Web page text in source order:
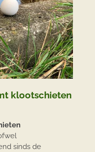
klootschieten
sinds de